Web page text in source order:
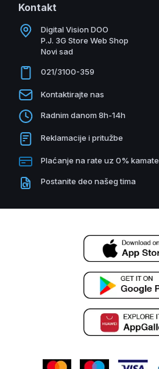
Kontakt
Digital Vision DOO
P.J. 3G Store Web Shop
Novi sad
021/3100-359
Kontaktirajte nas
Radnim danom 8h-14h
Reklamacije i pritužbe
Plaćanje na rate uz 0% kamate
Postanite deo našeg tima